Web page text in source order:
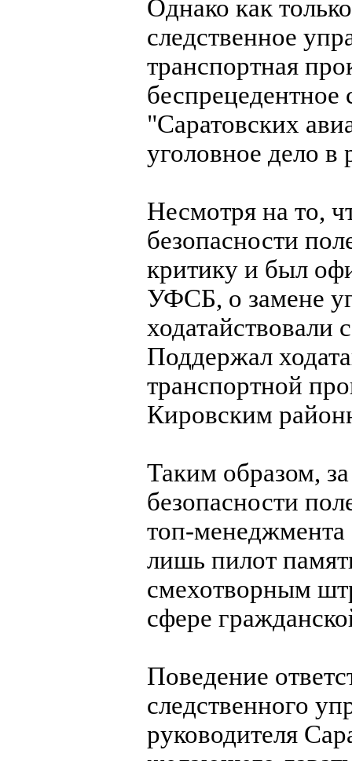
Однако как
следственное
транспортная
"Саратовских
уголовное дело
Несмотря на то,
безопасности
критику и был
УФСБ, о замене
ходатайствовали
Поддержал
транспортной
Кировским
Таким образом,
безопасности
топ-менеджмента
лишь пилот
смехотворным
сфере
Поведение
следственного
руководителя